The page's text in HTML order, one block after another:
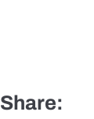
Share: